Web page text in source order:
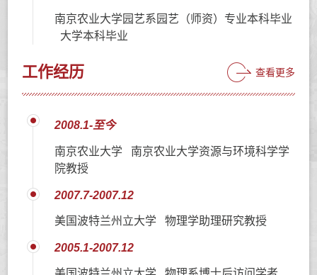
南京农业大学园艺系园艺（师资）专业本科毕业
大学本科毕业
工作经历 查看更多
2008.1-至今
南京农业大学 南京农业大学资源与环境科学学
院教授
2007.7-2007.12
美国波特兰州立大学 物理学助理研究教授
2005.1-2007.12